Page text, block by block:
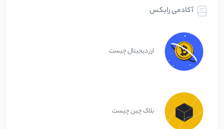
آکادمی رابکس
ارز دیجیتال چیست
بلاک چین چیست